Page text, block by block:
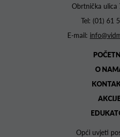
Obrtnička ulica
Tel: (01) 61
E-mail:
O
Opći uvjeti